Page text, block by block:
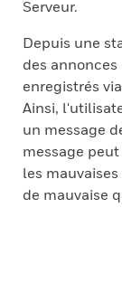
Serveur.
Depuis une
des
enregistrés
Ainsi,
un message
message
les
de mauvaise